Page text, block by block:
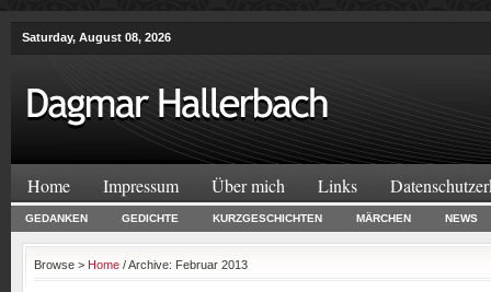
Saturday, August 08, 2026
Home Impressum Über mich Links
GEDANKEN GEDICHTE KURZGESCHICHTEN MÄRCHEN NEWS
Browse > Home / Archive: Februar 2013